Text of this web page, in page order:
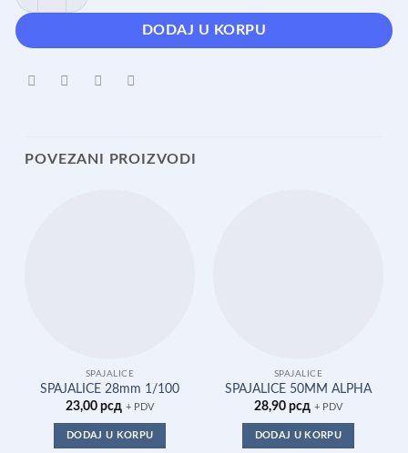
DODAJ U KORPU
POVEZANI PROIZVODI
SPAJALICE
SPAJALICE 28mm 1/100
23,00рсд + PDV
DODAJ U KORPU
SPAJALICE
SPAJALICE 50MM ALPHA
28,90 рсд + PDV
DODAJ U KORPU